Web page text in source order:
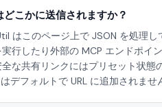
どこかに送信されますか？
はこのページ上で JSON を処理し
行したり外部の MCP エンドポイ
全な共有リンクにはプリセット状態
デフォルトで URL に追加されませ